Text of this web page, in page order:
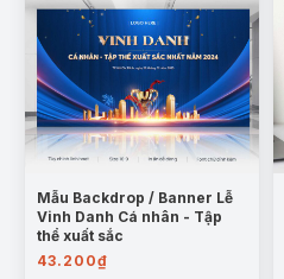
Mẫu Backdrop / Banner Lễ
Vinh Danh Cá nhân - Tập
thể xuất sắc
43.200₫